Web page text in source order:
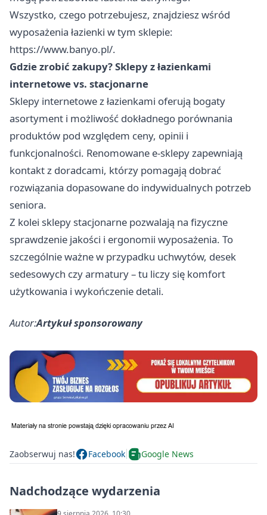
Wszystko, czego potrzebujesz, znajdziesz wśród
wyposażenia łazienki w tym sklepie:
https://www.banyo.pl/.
Gdzie zrobić zakupy? Sklepy z łazienkami
internetowe vs. stacjonarne
Sklepy internetowe z łazienkami oferują bogaty
asortyment i możliwość dokładnego porównania
produktów pod względem ceny, opinii i
funkcjonalności. Renomowane e-sklepy zapewniają
kontakt z doradcami, którzy pomagają dobrać
rozwiązania dopasowane do indywidualnych potrzeb
seniora.
Z kolei sklepy stacjonarne pozwalają na fizyczne
sprawdzenie jakości i ergonomii wyposażenia. To
szczególnie ważne w przypadku uchwytów, desek
sedesowych czy armatury – tu liczy się komfort
użytkowania i wykończenie detali.
Autor:Artykuł sponsorowany
Zaobserwuj nas! Facebook Google News
Nadchodzące wydarzenia